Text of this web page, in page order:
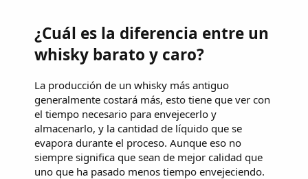
¿Cuál es la diferencia entre un
whisky barato y caro?
La producción de un whisky más antiguo
generalmente costará más, esto tiene que ver con
el tiempo necesario para envejecerlo y
almacenarlo, y la cantidad de líquido que se
evapora durante el proceso. Aunque eso no
siempre significa que sean de mejor calidad que
uno que ha pasado menos tiempo envejeciendo.